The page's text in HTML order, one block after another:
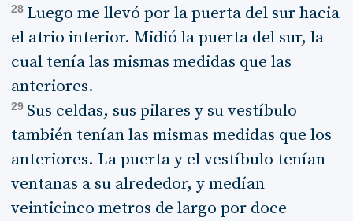
28 Luego me llevó por la puerta del sur hacia
el atrio interior. Midió la puerta del sur, la
cual tenía las mismas medidas que las
anteriores.
29 Sus celdas, sus pilares y su vestíbulo
también tenían las mismas medidas que los
anteriores. La puerta y el vestíbulo tenían
ventanas a su alrededor, y medían
veinticinco metros de largo por doce